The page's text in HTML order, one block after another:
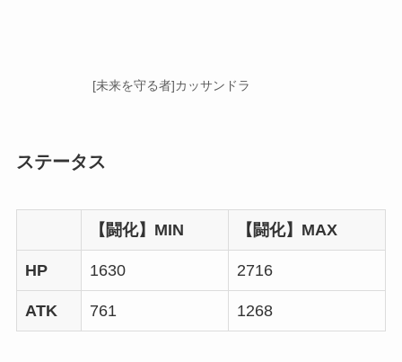
[未来を守る者]カッサンドラ
ステータス
【闘化】MIN 【闘化】MAX
HP 1630 2716
ATK 761 1268